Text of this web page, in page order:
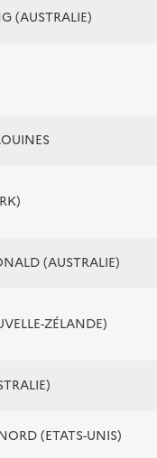
(AUSTRALIE)
(AUSTRALIE)
ZÉLANDE)
(ETATS-UNIS)